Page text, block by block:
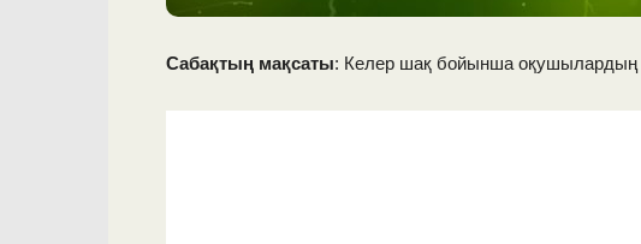
Сабақтың мақсаты: Келер шақ бойынша оқушылардың